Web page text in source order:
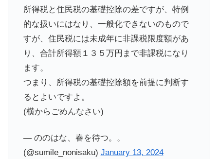
所得税と住民税の基礎控除の差ですが、特例
的な扱いにはなり、一般化できないのもので
すが、住民税には未成年に非課税限度額があ
り、合計所得額１３５万円まで非課税になり
ます。
つまり、所得税の基礎控除額を前提に判断す
るとよいですよ。
(横からごめんなさい)
— ののはな、春を待つ。。
(@sumile_nonisaku) January 13, 2024